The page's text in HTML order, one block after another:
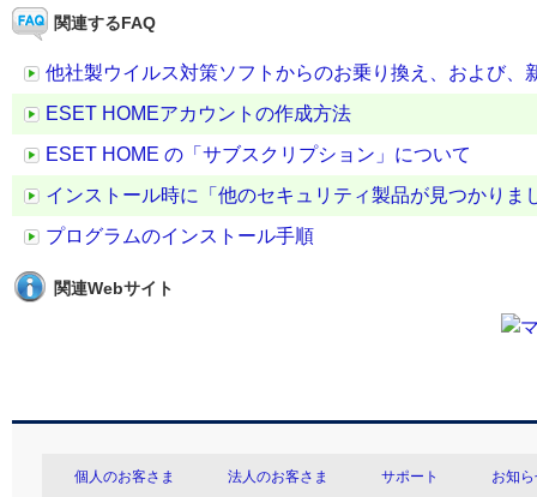
関連するFAQ
他社製ウイルス対策ソフトからのお乗り換え、および
ESET HOMEアカウントの作成方法
ESET HOME の「サブスクリプション」について
インストール時に「他のセキュリティ製品が見つかりま
プログラムのインストール手順
関連Webサイト
個人のお客さま 法人のお客さま サポート お知